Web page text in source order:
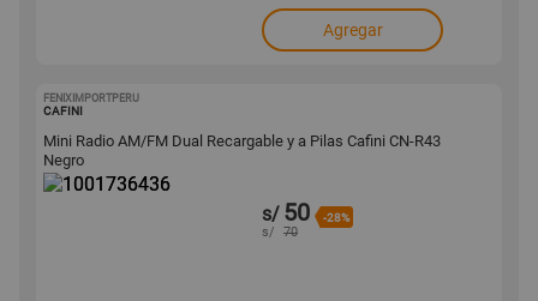
Agregar
FENIXIMPORTPERU
CAFINI
Mini Radio AM/FM Dual Recargable y a Pilas Cafini CN-R43
Negro
s/ 50 -28%
s/ 70